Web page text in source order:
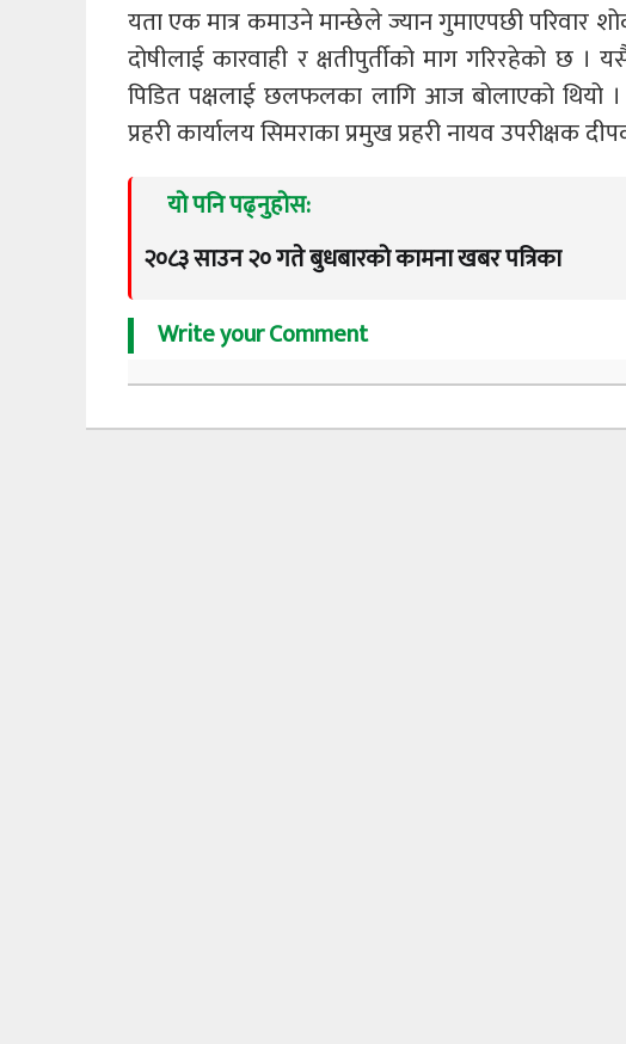
यता एक मात्र कमाउने मान्छेले ज्यान गुमाएपछी परिवार
दोषीलाई कारवाही र क्षतीपुर्तीको माग गरिरहेको छ ।
पिडित पक्षलाई छलफलका लागि आज बोलाएको
प्रहरी कार्यालय सिमराका प्रमुख प्रहरी नायव उपरीक्षक
यो पनि पढ्नुहोस:
२०८३ साउन २० गते बुधबारको कामना खबर पत्रिका
Write your Comment